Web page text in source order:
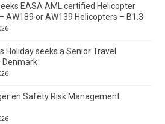
EASA AML certified Helicopter
AW189 or AW139 Helicopters – B1.3
Holiday seeks a Senior Travel
Denmark
en Safety Risk Management